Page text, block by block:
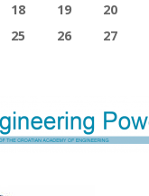
18 19 20
25 26 27